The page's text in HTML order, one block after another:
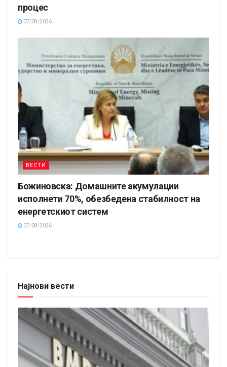
процес
07/08/2026
ВЕСТИ
Божиновска: Домашните акумулации
исполнети 70%, обезбедена стабилност на
енергетскиот систем
07/08/2026
Најнови вести